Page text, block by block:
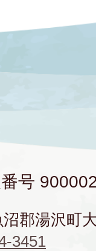
号
郡湯沢町
3451